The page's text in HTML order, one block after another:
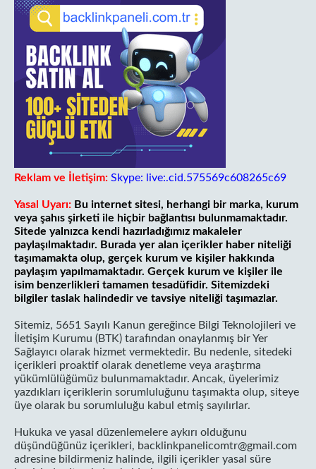
Reklam ve İletişim: Skype: live:.cid.575569c608265c69
Yasal Uyarı: Bu internet sitesi, herhangi bir marka, kurum
veya şahıs şirketi ile hiçbir bağlantısı bulunmamaktadır.
Sitede yalnızca kendi hazırladığımız makaleler
paylaşılmaktadır. Burada yer alan içerikler haber niteliği
taşımamakta olup, gerçek kurum ve kişiler hakkında
paylaşım yapılmamaktadır. Gerçek kurum ve kişiler ile
isim benzerlikleri tamamen tesadüfidir. Sitemizdeki
bilgiler taslak halindedir ve tavsiye niteliği taşımazlar.
Sitemiz, 5651 Sayılı Kanun gereğince Bilgi Teknolojileri ve
İletişim Kurumu (BTK) tarafından onaylanmış bir Yer
Sağlayıcı olarak hizmet vermektedir. Bu nedenle, sitedeki
içerikleri proaktif olarak denetleme veya araştırma
yükümlülüğümüz bulunmamaktadır. Ancak, üyelerimiz
yazdıkları içeriklerin sorumluluğunu taşımakta olup, siteye
üye olarak bu sorumluluğu kabul etmiş sayılırlar.
Hukuka ve yasal düzenlemelere aykırı olduğunu
düşündüğünüz içerikleri, backlinkpanelicomtr@gmail.com
adresine bildirmeniz halinde, ilgili içerikler yasal süre